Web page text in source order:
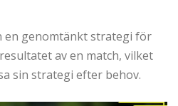
en genomtänkt strategi för
av en match, vilket
sin strategi efter behov.